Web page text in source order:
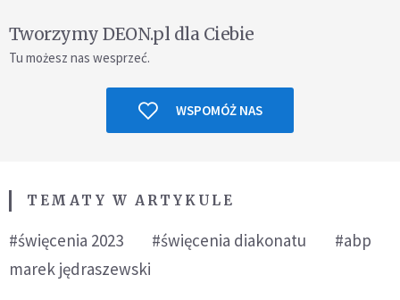
Tworzymy DEON.pl dla Ciebie
Tu możesz nas wesprzeć.
WSPOMÓŻ NAS
TEMATY W ARTYKULE
#święcenia 2023 #święcenia diakonatu
#abp
marek jędraszewski